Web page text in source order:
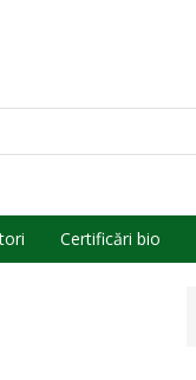
Certificări bio